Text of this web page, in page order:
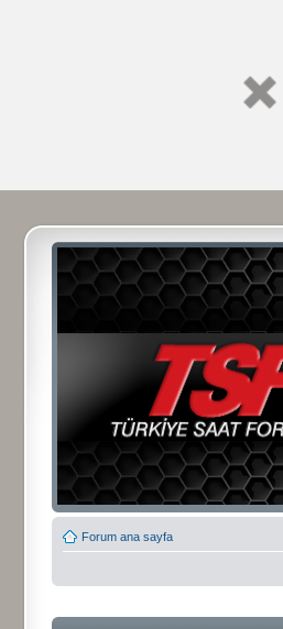
Forum ana sayfa